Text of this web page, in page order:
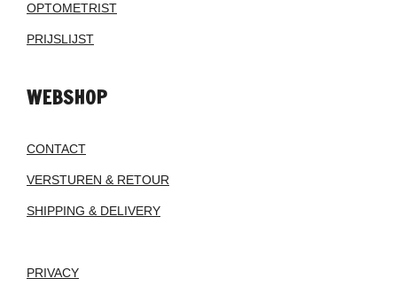
OPTOMETRIST
PRIJSLIJST
WEBSHOP
CONTACT
VERSTUREN & RETOUR
SHIPPING & DELIVERY
PRIVACY